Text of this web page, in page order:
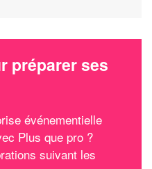
préparer ses
événementielle
Plus que pro ?
suivant les